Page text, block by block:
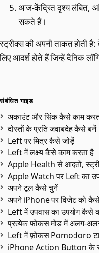
आज-केंद्रित दृश्य लंबित,
सकते हैं।
स्ट्रीक्स की अपनी ताकत होती
लिए आदर्श होते हैं जिन्हें दैनिक
संबंधित गाइड
अकाउंट और सिंक कैसे काम
दोस्तों के प्रति जवाबदेह कैसे बनें
Left पर मित्र कैसे जोड़ें
Left में लक्ष्य कैसे काम करता है
Apple Health से आदतों,
Apple Watch पर Left का
अपने टूल कैसे चुनें
अपने iPhone पर विजेट को कैसे
Left में उपवास का उपयोग कैसे
प्रत्येक फोकस मोड में अलग-
Left में फ़ोकस Pomodoro
iPhone Action Button के